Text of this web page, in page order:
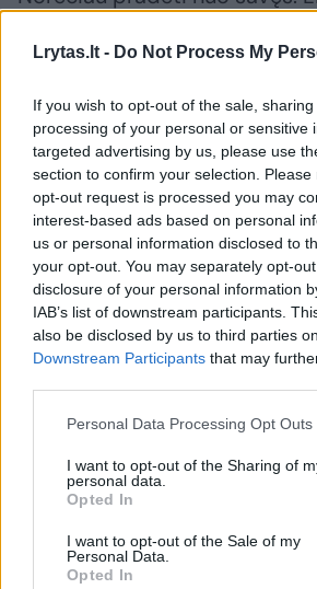
Lrytas.lt - Do Not Process My
If you wish to opt-out of the sale,
processing of your personal or sensitive
targeted advertising by us, please use
section to confirm your selection.
opt-out request is processed you may
interest-based ads based on personal
us or personal information disclosed to
your opt-out. You may separately opt-
disclosure of your personal information
IAB’s list of downstream participants.
also be disclosed by us to third parties
Downstream Participants that may
Personal Data Processing Opt Outs
I want to opt-out of the Sharing of
personal data.
Opted In
I want to opt-out of the Sale of my
Personal Data.
Opted In
gyvenimą. Nepamiršti, kas
galėčiau duoti pasauliui.
tikėti savo vertybėmis, siekti
tuo pat metu visur jausti
linkiu sau turėti jėgų viską
ir nuoširdžiai.
Lenktynininkas Benediktas
m.)
Priskirčiau juos tiems, kurie
Juk pokytį mes galime daryti
kai tik nusprendžiame tai
365 dienas?